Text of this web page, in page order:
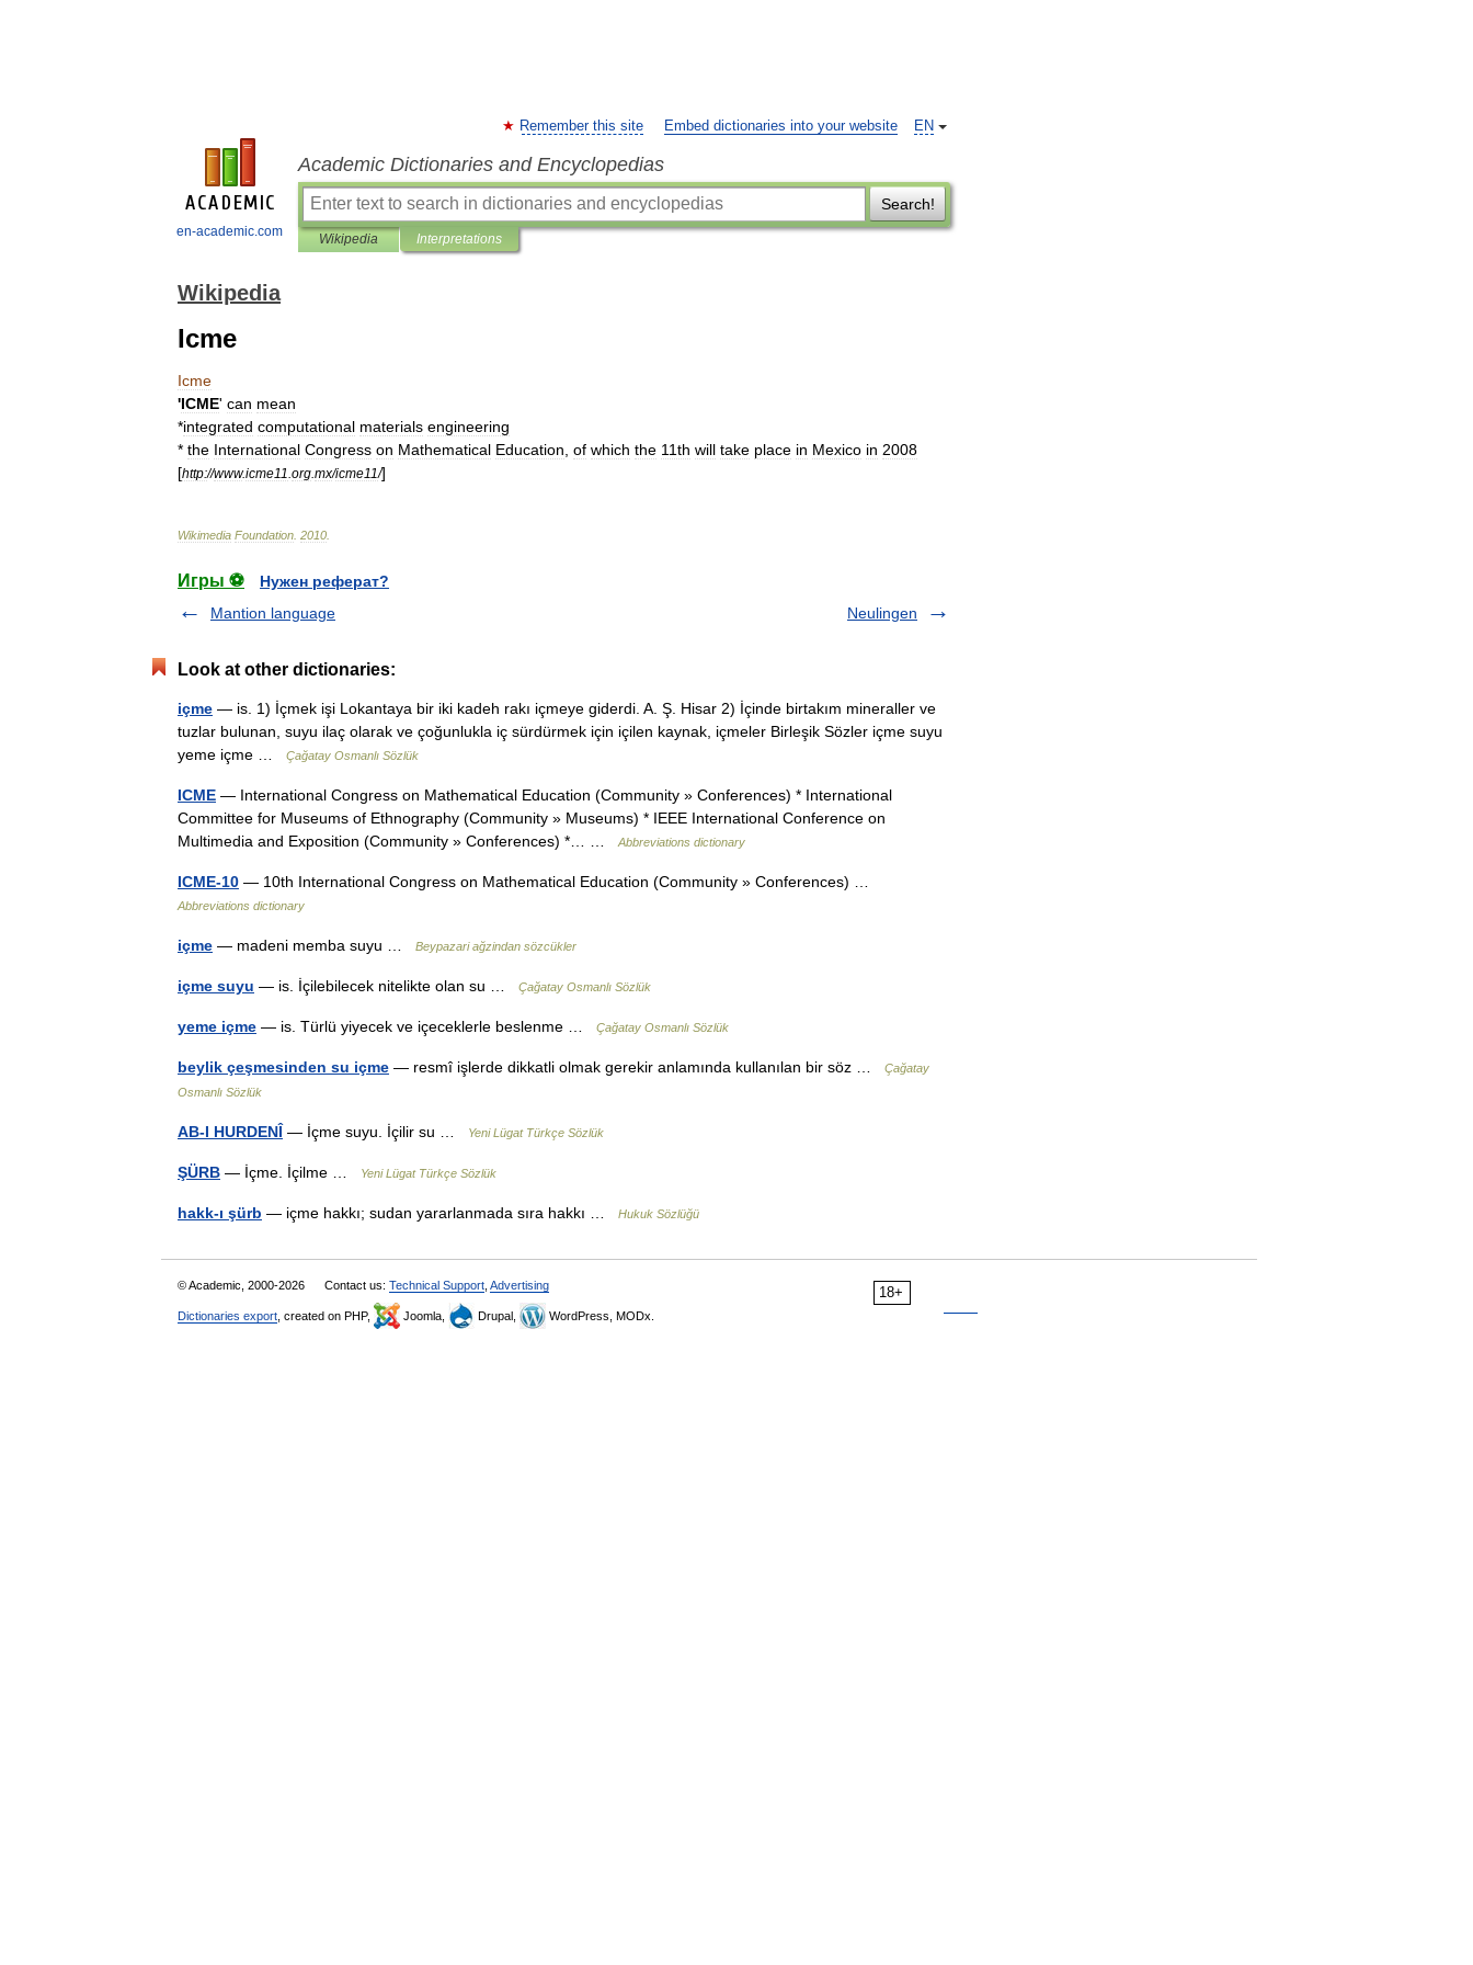
en-academic.com
EN
Remember this site Embed dictionaries into your website
Academic Dictionaries and Encyclopedias
Search!
Wikipedia Interpretations
Wikipedia
Icme
Icme
'ICME' can mean
*integrated computational materials engineering
* the International Congress on Mathematical Education of which the 11th will take place in Mexico in 2008
[http://www.icme11 org mx/icme11/]
Wikimedia Foundation 2010
Игры ⚽
Нужен реферат?
Mantion language
Neulingen
Look at other dictionaries:
içme — is. 1) İçmek işi Lokantaya bir iki kadeh rakı içmeye giderdi. A. Ş. Hisar 2) İçinde birtakım mineraller ve
tuzlar bulunan, suyu ilaç olarak ve çoğunlukla iç sürdürmek için içilen kaynak, içmeler Birleşik Sözler içme suyu
yeme içme …
Çağatay Osmanlı Sözlük
ICME — International Congress on Mathematical Education (Community » Conferences) * International
Committee for Museums of Ethnography (Community » Museums) * IEEE International Conference on
Multimedia and Exposition (Community » Conferences) *… …
Abbreviations dictionary
ICME-10 — 10th International Congress on Mathematical Education (Community » Conferences) …
Abbreviations dictionary
içme — madeni memba suyu … Beypazari ağzindan sözcükler
içme suyu — is. İçilebilecek nitelikte olan su … Çağatay Osmanlı Sözlük
yeme içme — is. Türlü yiyecek ve içeceklerle beslenme … Çağatay Osmanlı Sözlük
beylik çeşmesinden su içme — resmî işlerde dikkatli olmak gerekir anlamında kullanılan bir söz …
Çağatay
Osmanlı Sözlük
AB-I HURDENÎ — İçme suyu. İçilir su … Yeni Lügat Türkçe Sözlük
ŞÜRB — İçme. İçilme … Yeni Lügat Türkçe Sözlük
hakk-ı şürb — içme hakkı; sudan yararlanmada sıra hakkı … Hukuk Sözlüğü
18+
© Academic, 2000-2026 Contact us: Technical Support Advertising
Dictionaries export , created on PHP, Joomla, Drupal, WordPress, MODx.